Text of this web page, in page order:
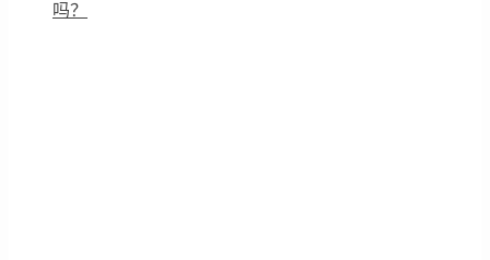
吗？